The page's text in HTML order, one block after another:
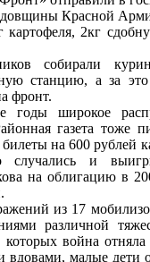
Красной
картофеля, 2кг
собирали
станцию, а за
фронт.
годы широкое
газета тоже
на 600 рублей
случались и
на облигацию в
из 17
различной
война отняла
вдовами, малые дети